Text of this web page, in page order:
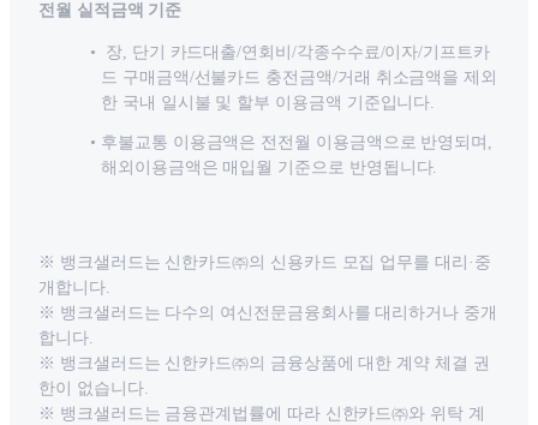
전월 실적금액 기준
장, 단기 카드대출/연회비/각종수수료/이자/기프트카
드 구매금액/선불카드 충전금액/거래 취소금액을 제외
한 국내 일시불 및 할부 이용금액 기준입니다.
후불교통 이용금액은 전전월 이용금액으로 반영되며,
해외이용금액은 매입월 기준으로 반영됩니다.
※ 뱅크샐러드는 신한카드㈜의 신용카드 모집 업무를 대리·중
개합니다.
※ 뱅크샐러드는 다수의 여신전문금융회사를 대리하거나 중개
합니다.
※ 뱅크샐러드는 신한카드㈜의 금융상품에 대한 계약 체결 권
한이 없습니다.
※ 뱅크샐러드는 금융관계법률에 따라 신한카드㈜와 위탁 계